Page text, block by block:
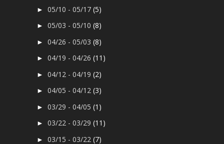
►05/10 - 05/17(5)
►05/03 - 05/10(8)
►04/26 - 05/03(8)
►04/19 - 04/26(11)
►04/12 - 04/19(2)
►04/05 - 04/12(3)
►03/29 - 04/05(1)
►03/22 - 03/29(11)
►03/15 - 03/22(7)